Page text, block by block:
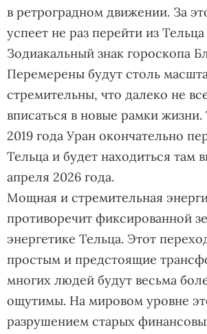
в ретроградном движении. За
успеет не раз перейти из Тельца
Зодиакальный знак гороскопа
Перемерены будут столь
стремительны, что далеко не
вписаться в новые рамки жизни.
2019 года Уран окончательно
Тельца и будет находиться там
апреля 2026 года.
Мощная и стремительная
противоречит фиксированной
энергетике Тельца. Этот
простым и предстоящие
многих людей будут весьма
ощутимы. На мировом уровне
разрушением старых